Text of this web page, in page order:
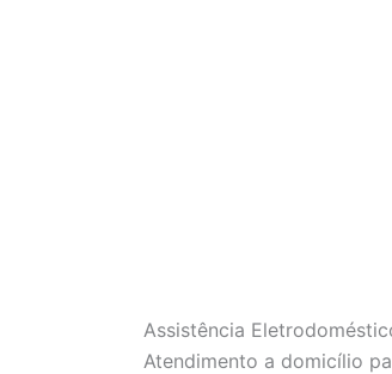
Assistência
Atendimento a domicílio